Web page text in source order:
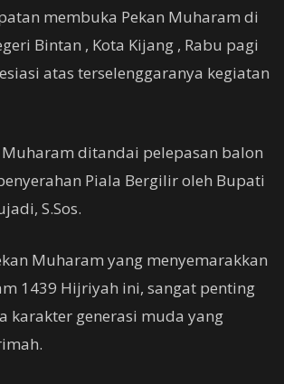
membuka Pekan Muharam di
Bintan , Kota Kijang , Rabu pagi
atas terselenggaranya kegiatan
Muharam ditandai pelepasan balon
Piala Bergilir oleh Bupati
S.Sos.
Muharam yang menyemarakkan
1439 Hijriyah ini, sangat penting
karakter generasi muda yang